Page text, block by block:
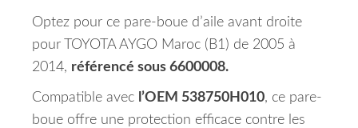
Optez pour ce pare-boue d’aile avant droite
pour TOYOTA AYGO Maroc (B1) de 2005 à
2014, référencé sous 6600008.
Compatible avec l’OEM 538750H010, ce pare-
boue offre une protection efficace contre les